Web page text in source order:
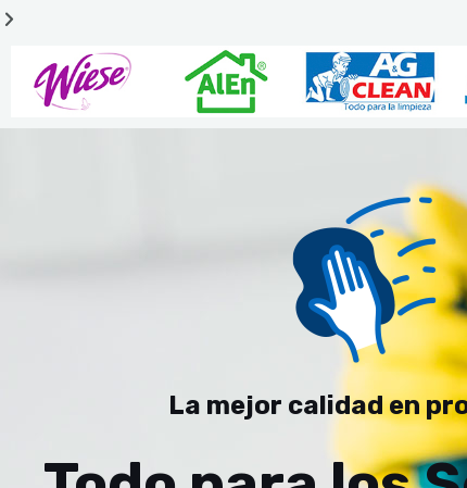
La mejor calidad en